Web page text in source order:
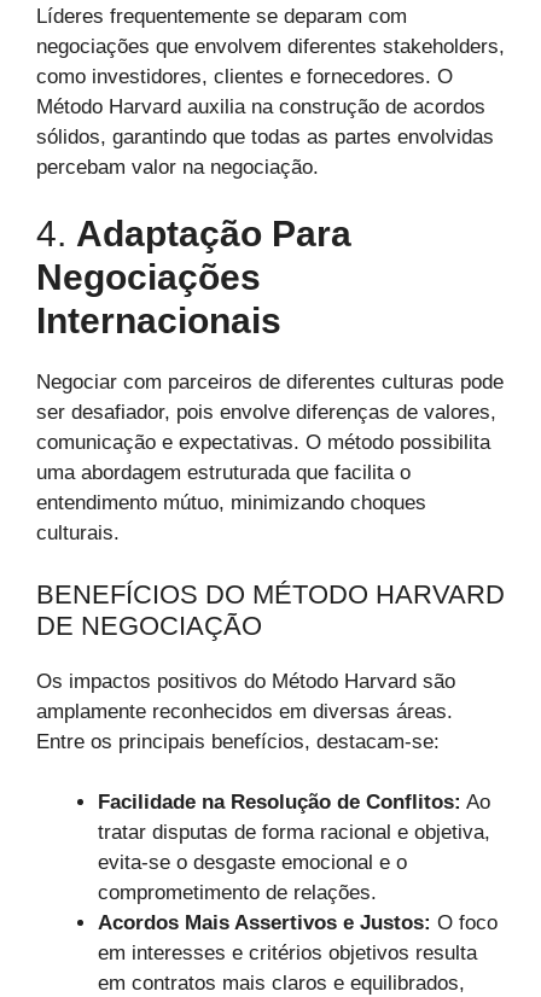
Líderes frequentemente se deparam com
negociações que envolvem diferentes stakeholders,
como investidores, clientes e fornecedores. O
Método Harvard auxilia na construção de acordos
sólidos, garantindo que todas as partes envolvidas
percebam valor na negociação.
4. Adaptação Para
Negociações
Internacionais
Negociar com parceiros de diferentes culturas pode
ser desafiador, pois envolve diferenças de valores,
comunicação e expectativas. O método possibilita
uma abordagem estruturada que facilita o
entendimento mútuo, minimizando choques
culturais.
BENEFÍCIOS DO MÉTODO HARVARD
DE NEGOCIAÇÃO
Os impactos positivos do Método Harvard são
amplamente reconhecidos em diversas áreas.
Entre os principais benefícios, destacam-se:
Facilidade na Resolução de Conflitos: Ao
tratar disputas de forma racional e objetiva,
evita-se o desgaste emocional e o
comprometimento de relações.
Acordos Mais Assertivos e Justos: O foco
em interesses e critérios objetivos resulta
em contratos mais claros e equilibrados,